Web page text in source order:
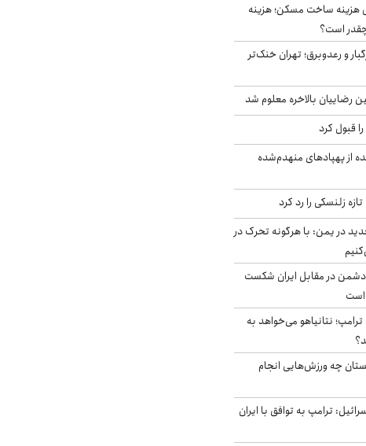
درصدی هزینه ساخت مسکن؛ هزینه
است؟
و رعدوبرق؛ تهران خنک‌تر
رضاییان بالاخره معلوم شد
قبول کرد
از پهپادهای منهدم‌شده
زلنسکی را رد کرد
در یمن: با هرگونه تحرک در
در مقابل ایران شکست
است
ترامپ؛ نتانیاهو می‌خواهد به
چه ورزش‌هایی انجام
کانال ۱۴ اسرائیل: ترامپ به توافق با ایران